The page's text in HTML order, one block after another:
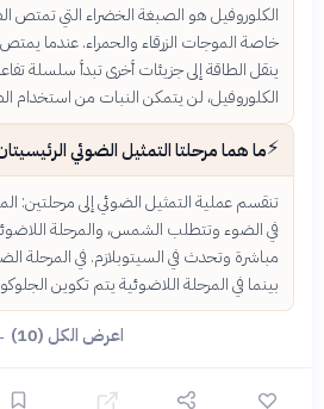
الكلوروفيل هو الصبغة الخضراء التي
خاصة الموجات الزرقاء والحمراء. عندما
ينقل الطاقة إلى جزيئات أخرى تبدأ سلسلة
الكلوروفيل، لن يتمكن النبات من استخدام
⚡ما هما مرحلتا التمثيل الضوئي
تنقسم عملية التمثيل الضوئي إلى مرحلتين:
في الضوء وتتطلب الشمس، والمرحلة
مباشرة وتحدث في السيتوبلازم. في المرحلة
بينما في المرحلة اللاضوئية يتم تكوين
اعرض الكل (10) ←